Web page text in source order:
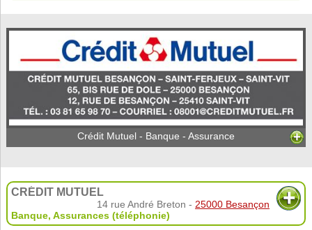
Crédit Mutuel - Banque - Assurance
CRÉDIT MUTUEL
14 rue André Breton - 25000 Besançon
Banque, Assurances (téléphonie)